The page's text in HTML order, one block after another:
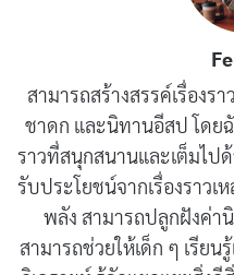
เช่นนั้นอีก พระโพธิสัตว์เห็น
“บุรุษ กลืนลูกสกา อั
แรง ยังไม่รู้ตัว เฮ้ย เ
เข้าไป พิษร้ายแรงจั
สามารถสร้างสรรค์เรื่อง
ชาดก และนิทานอีสป โดย
ราวที่สนุกสนานและเต็มไป
รับประโยชน์จากเรื่องราว
พลัง สามารถปลูกฝังค่า
สามารถช่วยให้เด็ก ๆ เรีย